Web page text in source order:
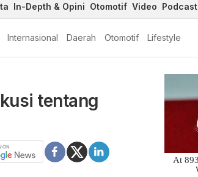
In-Depth & Opini Otomotif Video Podcast
Internasional Daerah Otomotif Lifestyle
tentang